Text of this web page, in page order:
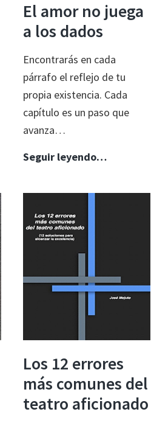
El amor no juega
a los dados
Encontrarás en cada
párrafo el reflejo de tu
propia existencia. Cada
capítulo es un paso que
avanza…
Seguir leyendo…El
no
Los 12 errores
más comunes del
teatro aficionado